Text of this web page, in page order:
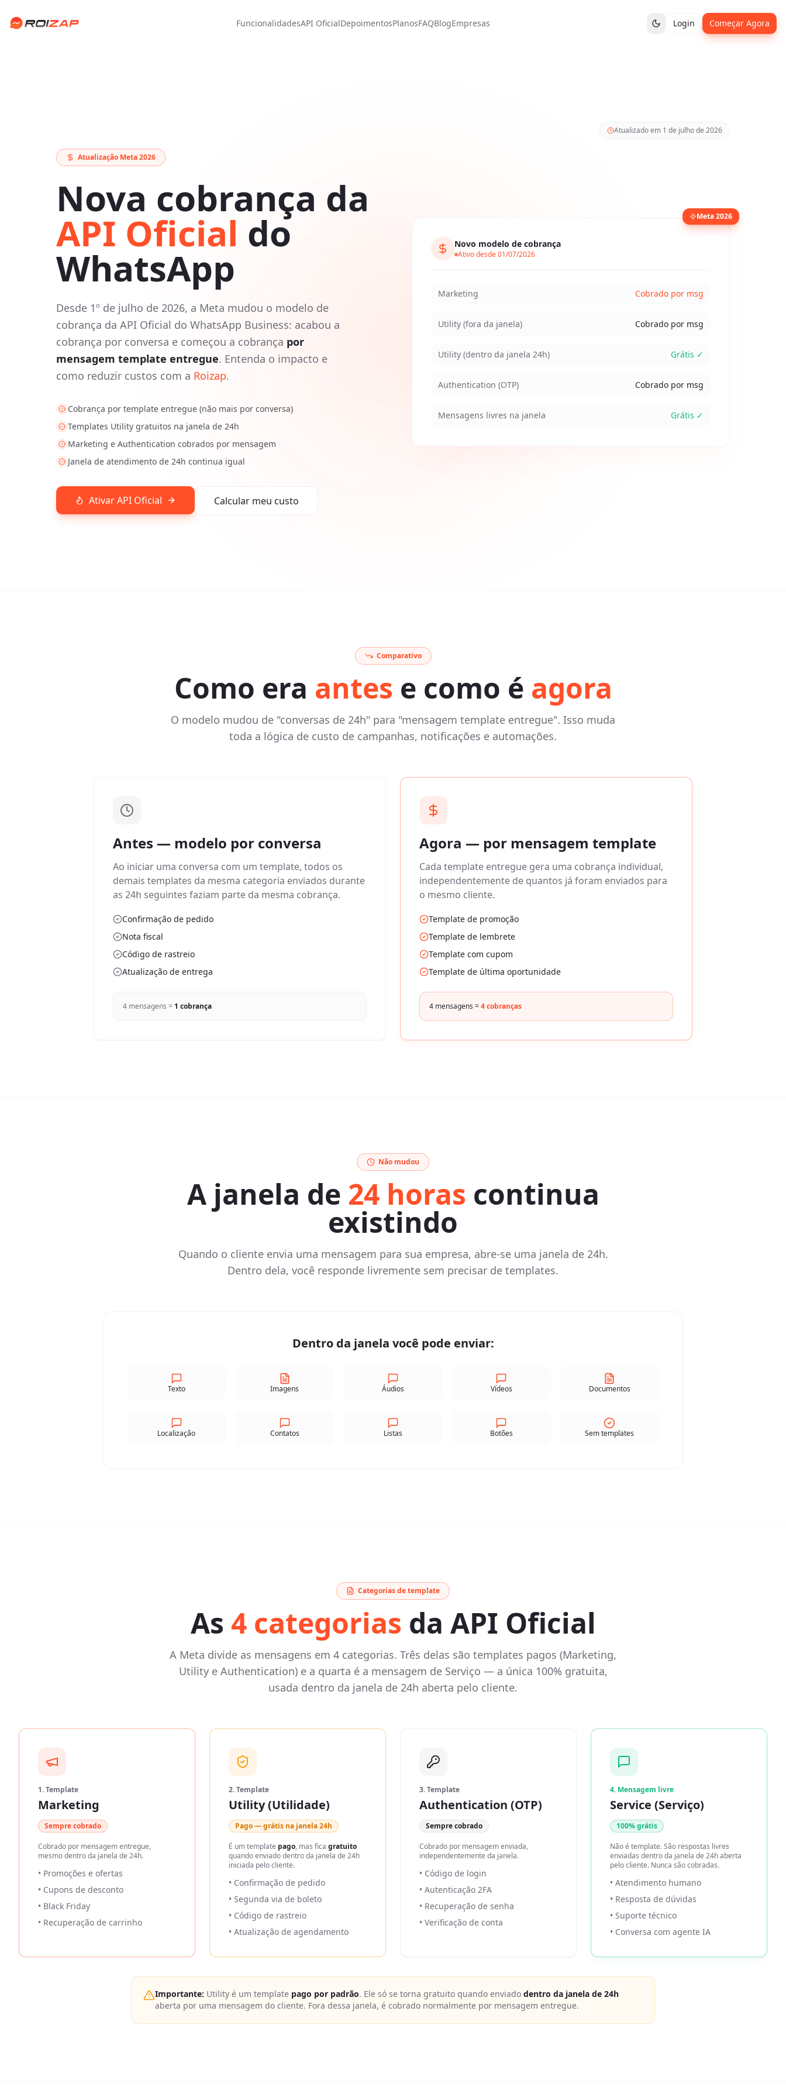
FuncionalidadesAPI OficialDepoimentosPlanosFAQBlogEmpresas Login Começar Agora
Atualizado em 1 de julho de 2026
Atualização Meta 2026
Nova cobrança da
API Oficial do
WhatsApp
Desde 1º de julho de 2026, a Meta mudou o modelo de
cobrança da API Oficial do WhatsApp Business: acabou a
cobrança por conversa e começou a cobrança por
mensagem template entregue. Entenda o impacto e
como reduzir custos com a Roizap.
Cobrança por template entregue (não mais por conversa)
Templates Utility gratuitos na janela de 24h
Marketing e Authentication cobrados por mensagem
Janela de atendimento de 24h continua igual
Ativar API Oficial Calcular meu custo
Novo modelo de cobrança
Ativo desde 01/07/2026
Marketing Cobrado por msg
Utility (fora da janela) Cobrado por msg
Utility (dentro da janela 24h) Grátis ✓
Authentication (OTP) Cobrado por msg
Mensagens livres na janela Grátis ✓
Meta 2026
Comparativo
Como era antes e como é agora
O modelo mudou de "conversas de 24h" para "mensagem template entregue". Isso muda
toda a lógica de custo de campanhas, notificações e automações.
Antes — modelo por conversa
Ao iniciar uma conversa com um template, todos os
demais templates da mesma categoria enviados durante
as 24h seguintes faziam parte da mesma cobrança.
Confirmação de pedido
Nota fiscal
Código de rastreio
Atualização de entrega
4 mensagens = 1 cobrança
Agora — por mensagem template
Cada template entregue gera uma cobrança individual,
independentemente de quantos já foram enviados para
o mesmo cliente.
Template de promoção
Template de lembrete
Template com cupom
Template de última oportunidade
4 mensagens =4 cobranças
Não mudou
A janela de 24 horas continua
existindo
Quando o cliente envia uma mensagem para sua empresa, abre-se uma janela de 24h.
Dentro dela, você responde livremente sem precisar de templates.
Dentro da janela você pode enviar:
Texto Imagens Áudios Vídeos Documentos
Localização Contatos Listas Botões Sem templates
Categorias de template
As 4 categorias da API Oficial
A Meta divide as mensagens em 4 categorias. Três delas são templates pagos (Marketing,
Utility e Authentication) e a quarta é a mensagem de Serviço — a única 100% gratuita,
usada dentro da janela de 24h aberta pelo cliente.
1. Template
Marketing
Sempre cobrado
Cobrado por mensagem entregue,
mesmo dentro da janela de 24h.
• Promoções e ofertas
• Cupons de desconto
• Black Friday
• Recuperação de carrinho
2. Template
Utility (Utilidade)
Pago — grátis na janela 24h
É um template pago, mas fica gratuito
quando enviado dentro da janela de 24h
iniciada pelo cliente.
• Confirmação de pedido
• Segunda via de boleto
• Código de rastreio
• Atualização de agendamento
3. Template
Authentication (OTP)
Sempre cobrado
Cobrado por mensagem enviada,
independentemente da janela.
• Código de login
• Autenticação 2FA
• Recuperação de senha
• Verificação de conta
4. Mensagem livre
Service (Serviço)
100% grátis
Não é template. São respostas livres
enviadas dentro da janela de 24h aberta
pelo cliente. Nunca são cobradas.
• Atendimento humano
• Resposta de dúvidas
• Suporte técnico
• Conversa com agente IA
Importante: Utility é um template pago por padrão. Ele só se torna gratuito quando enviado dentro da janela de 24h
aberta por uma mensagem do cliente. Fora dessa janela, é cobrado normalmente por mensagem entregue.